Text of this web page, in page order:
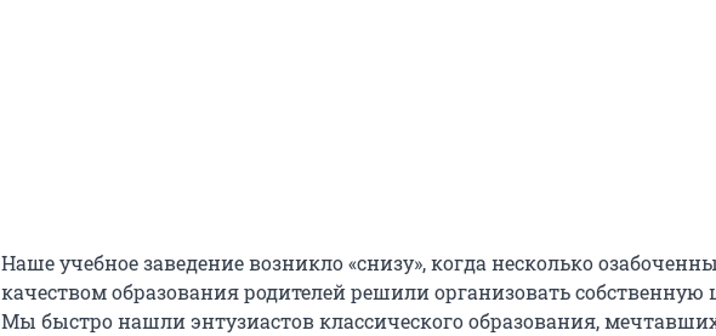
Наше учебное заведение возникло «снизу», когда несколько
качеством образования родителей решили организовать собственную
Мы быстро нашли энтузиастов классического образования,